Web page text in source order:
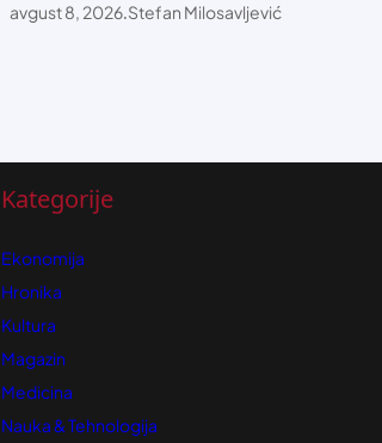
avgust 8, 2026.Stefan Milosavljević
Kategorije
Ekonomija
Hronika
Kultura
Magazin
Medicina
Nauka & Tehnologija